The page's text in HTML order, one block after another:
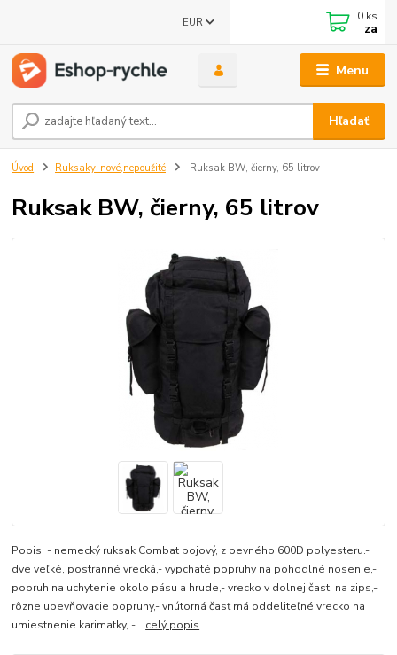
Menu
EUR
Hľadať
0 ks
za
Úvod Ruksaky-nové,nepoužité Ruksak BW, čierny, 65 litrov
Ruksak BW, čierny, 65 litrov
Popis: - nemecký ruksak Combat bojový, z pevného 600D polyesteru.-
dve veľké, postranné vrecká,- vypchaté popruhy na pohodlné nosenie,-
popruh na uchytenie okolo pásu a hrude,- vrecko v dolnej časti na zips,-
rôzne upevňovacie popruhy,- vnútorná časť má oddeliteľné vrecko na
umiestnenie karimatky, -... celý popis